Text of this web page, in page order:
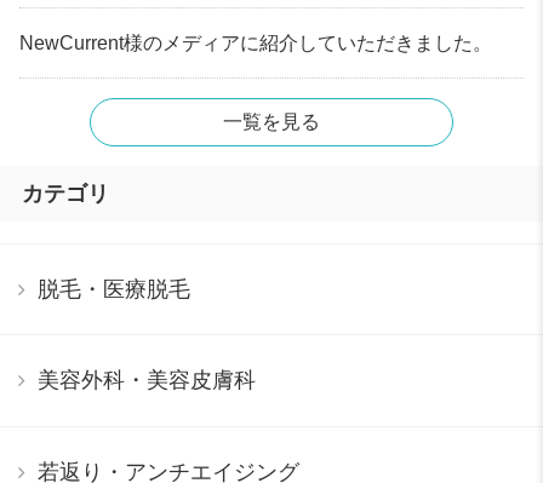
NewCurrent様のメディアに紹介していただきました。
一覧を見る
カテゴリ
脱毛・医療脱毛
美容外科・美容皮膚科
若返り・アンチエイジング